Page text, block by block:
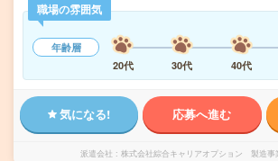
職場の雰囲気
年齢層
20代
30代 40代
気になる! 応募へ進む
派遣会社 株式会社綜合キャリアオプション 製造事